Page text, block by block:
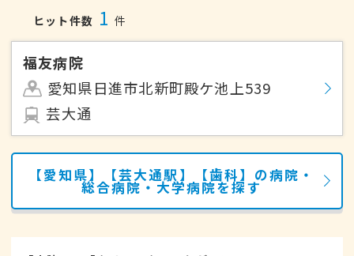
ヒット件数 1 件
福友病院
愛知県日進市北新町殿ケ池上539
芸大通
【愛知県】【芸大通駅】【歯科】の病院・
総合病院・大学病院を探す